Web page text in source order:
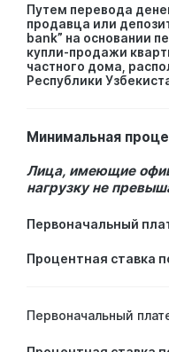
Путем перевода
продавца или
bank” на основании
купли-продажи
частного дома,
Республики
Минимальная
Лица, имеющие
нагрузку не
Первоначальный
Процентная ставка
Первоначальный